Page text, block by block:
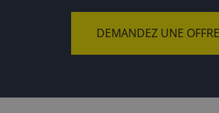
DEMANDEZ UNE OFFRE